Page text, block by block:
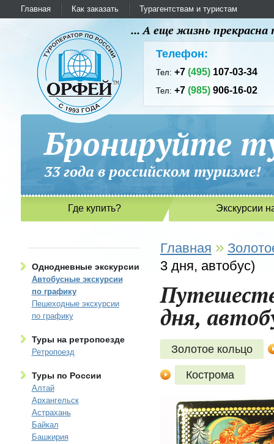
Главная Как заказать Турагентствам и туристам
... А еще жизнь
Телефон:
Тел:+7(495) 107-03-34
Тел:+7(985) 906-16-02
Бронируйте
33 года в российском
Где купить? Экскурсии
Однодневные экскурсии
Автобусные экскурсии
по графику
Пешеходные экскурсии
по графику
Туры на ретропоезде
Ретропоезд
Туры по России
Алтай
Архангельск
Астрахань
Байкал
Башкирия
Главная »
3 дня, автобус)
дня,
Золотое кольцо
Кострома